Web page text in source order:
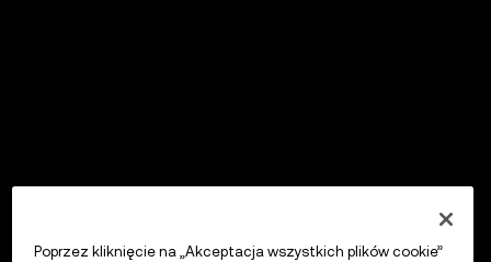
Poprzez kliknięcie na „Akceptacja wszystkich plików cookie”